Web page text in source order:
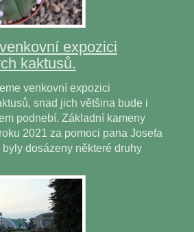
expozici
kaktusů.
venkovní expozici
snad jich většina bude i
podnebí. Základní kameny
2021 za pomoci pana Josefa
dosázeny některé druhy